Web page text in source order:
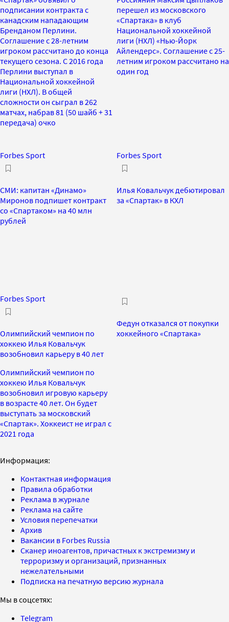
подписании контракта с
канадским нападающим
Бренданом Перлини.
Соглашение с 28-летним
игроком рассчитано до конца
текущего сезона. С 2016 года
Перлини выступал в
Национальной хоккейной
лиги (НХЛ). В общей
сложности он сыграл в 262
матчах, набрав 81 (50 шайб + 31
передача) очко
перешел из московского
«Спартака» в клуб
Национальной хоккейной
лиги (НХЛ) «Нью-Йорк
Айлендерс». Соглашение с 25-
летним игроком рассчитано на
один год
Forbes Sport
СМИ: капитан «Динамо»
Миронов подпишет контракт
со «Спартаком» на 40 млн
рублей
Forbes Sport
Илья Ковальчук дебютировал
за «Спартак» в КХЛ
Forbes Sport
Олимпийский чемпион по
хоккею Илья Ковальчук
возобновил карьеру в 40 лет
Олимпийский чемпион по
хоккею Илья Ковальчук
возобновил игровую карьеру
в возрасте 40 лет. Он будет
выступать за московский
«Спартак». Хоккеист не играл с
2021 года
Федун отказался от покупки
хоккейного «Спартака»
Информация:
Контактная информация
Правила обработки
Реклама в журнале
Реклама на сайте
Условия перепечатки
Архив
Вакансии в Forbes Russia
Сканер иноагентов, причастных к экстремизму и
терроризму и организаций, признанных
нежелательными
Подписка на печатную версию журнала
Мы в соцсетях:
Telegram